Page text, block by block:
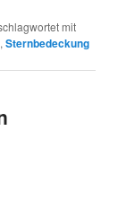
mit
,Sternbedeckung